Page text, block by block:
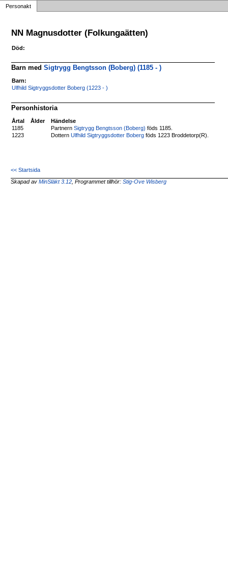
Personakt
NN Magnusdotter (Folkungaätten)
Död:
Barn medSigtrygg Bengtsson (Boberg) (1185 - )
Barn:
Ulfhild Sigtryggsdotter Boberg (1223 - )
Personhistoria
Årtal Ålder
Händelse
1185
PartnernSigtrygg Bengtsson (Boberg) föds 1185.
1223
DotternUlfhild Sigtryggsdotter Boberg föds 1223 Broddetorp(R).
<< Startsida
Skapad avMinSläkt 3.12 , Programmet tillhör:Stig-Ove Wisberg